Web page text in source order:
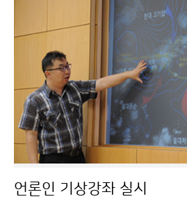
로 교육을 하게 됩니다.
언론인 기상강좌 실시